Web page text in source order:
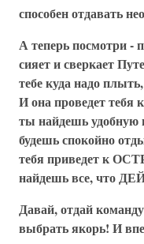
способен отдавать
А теперь посмотри -
сияет и сверкает
тебе куда надо
И она проведет
ты найдешь удобную
будешь спокойно
тебя приведет к
найдешь все, что
Давай, отдай
выбрать якорь! И